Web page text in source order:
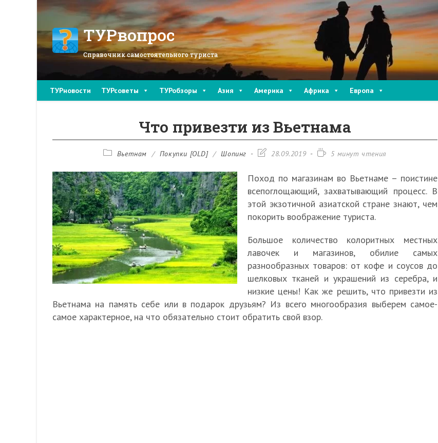
ТУРвопрос
Справочник самостоятельного туриста
ТУРновости ТУРсоветы ТУРобзоры Азия Америка Африка Европа
Что привезти из Вьетнама
РубрикаВьетнам / Покупки [OLD] / Шопинг
Запись28.09.2019
Время5 минут чтения
Поход по магазинам во Вьетнаме – поистине
всепоглощающий, захватывающий процесс. В
этой экзотичной азиатской стране знают, чем
покорить воображение туриста.
Большое количество колоритных местных
лавочек и магазинов, обилие самых
разнообразных товаров: от кофе и соусов до
шелковых тканей и украшений из серебра, и
низкие цены! Как же решить, что привезти из
Вьетнама на память себе или в подарок друзьям? Из всего многообразия выберем самое-
самое характерное, на что обязательно стоит обратить свой взор.